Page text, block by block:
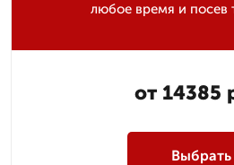
любое время и посев
от 14385
Выбрать